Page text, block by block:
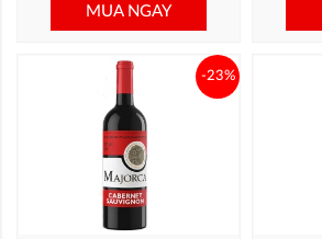
MUA NGAY
-23%